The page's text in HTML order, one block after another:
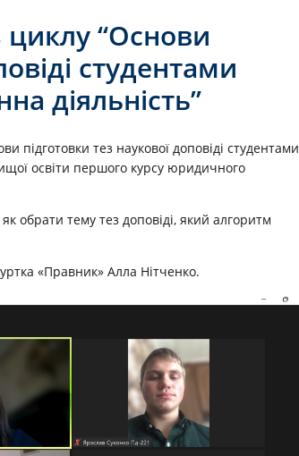
циклу “Основи
студентами
діяльність”
підготовки тез наукової доповіді студентами
освіти першого курсу юридичного
обрати тему тез доповіді, який алгоритм
«Правник» Алла Нітченко.